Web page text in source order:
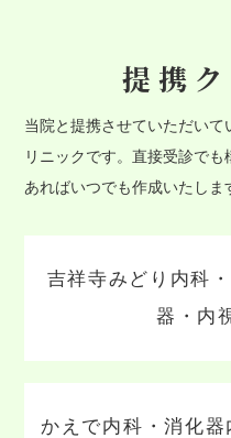
提携
当院と提携させていただい
リニックです。直接受診で
あればいつでも作成いたしま
吉祥寺みどり内科
器・内
かえで内科・消化